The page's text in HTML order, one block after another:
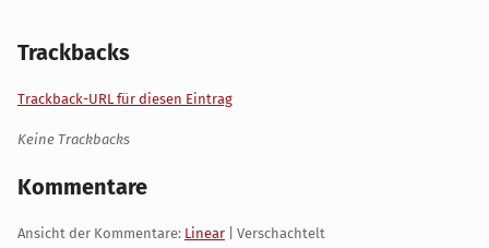
Trackbacks
Trackback-URL für diesen Eintrag
Keine Trackbacks
Kommentare
Ansicht der Kommentare: Linear | Verschachtelt